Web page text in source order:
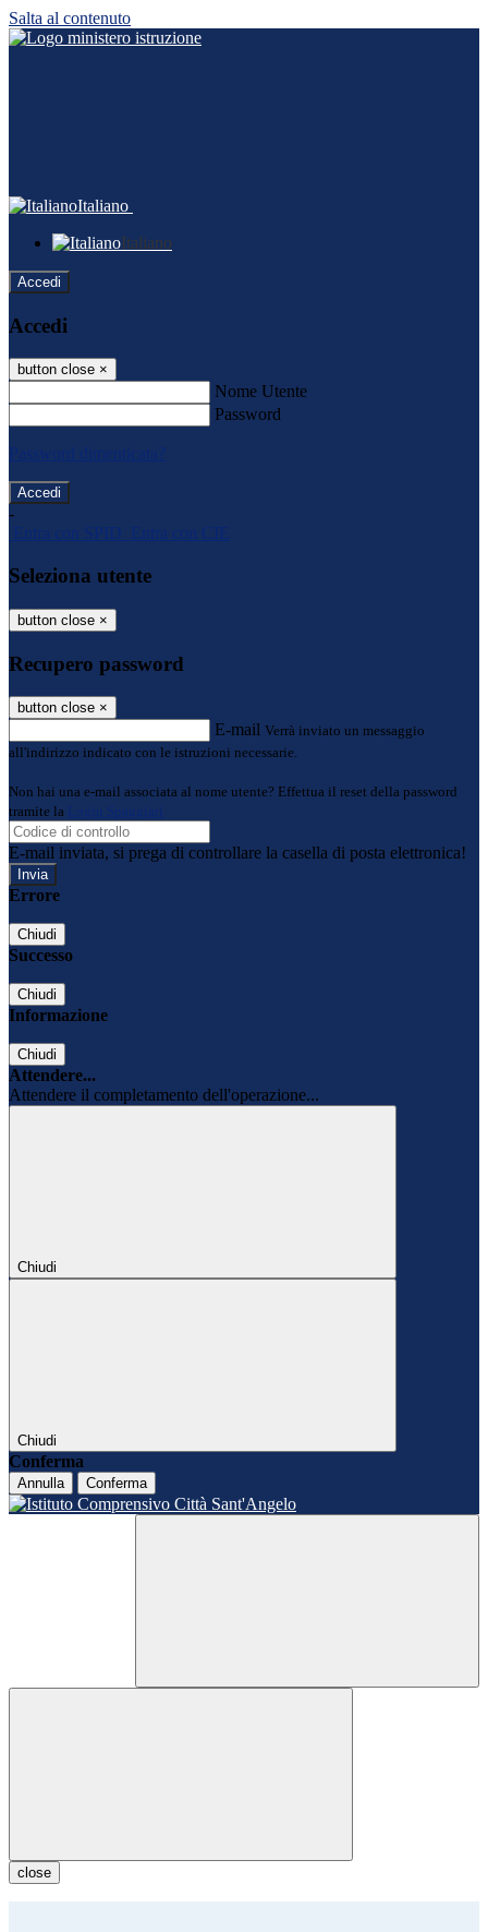
Salta al contenuto
Italiano
Italiano
Accedi
Accedi
button close ×
Nome Utente
Password
Password dimenticata?
-
Entra con SPID
Entra con CIE
Seleziona utente
button close ×
Recupero password
button close ×
E-mail Verrà inviato un messaggio
all'indirizzo indicato con le istruzioni necessarie.
Non hai una e-mail associata al nome utente? Effettua il reset della password
tramite la
Login Spaggiari
E-mail inviata, si prega di controllare la casella di posta elettronica!
Errore
Chiudi
Successo
Chiudi
Informazione
Chiudi
Attendere...
Attendere il completamento dell'operazione...
Chiudi
Chiudi
Conferma
Annulla Conferma
close